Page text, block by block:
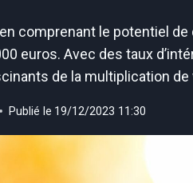
comprenant le potentiel
euros. Avec des taux
de la multiplication de
Publié le 19/12/2023 11:30